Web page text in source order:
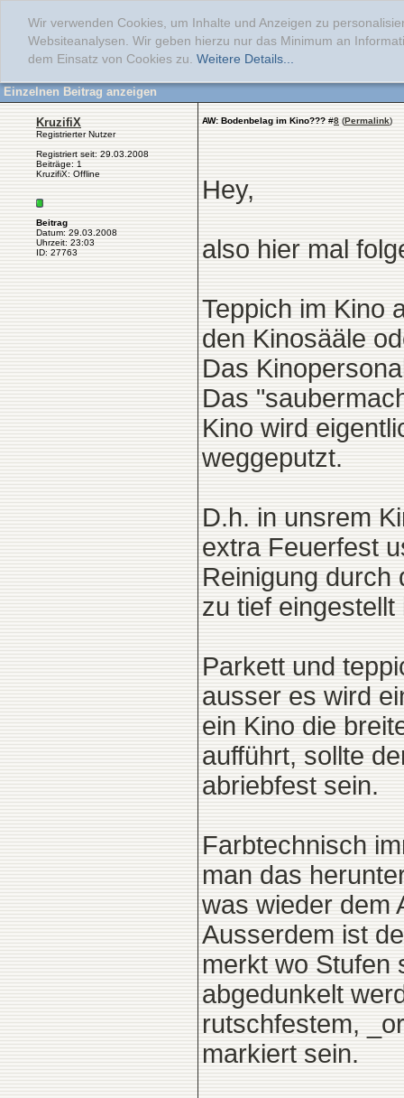
Wir verwenden Cookies, um Inhalte und Anzeigen zu
Websiteanalysen. Wir geben hierzu nur das Minimum an
dem Einsatz von Cookies zu. Weitere Details...
Einzelnen Beitrag anzeigen
KruzifiX
Registrierter Nutzer
Registriert seit: 29.03.2008
Beiträge: 1
KruzifiX: Offline
Beitrag
Datum: 29.03.2008
Uhrzeit: 23:03
ID: 27763
AW: Bodenbelag im Kino??? #8 (Permalink)
Hey,
also hier mal
Teppich im Kino
den Kinosääle
Das
Das
Kino wird
weggeputzt.
D.h. in unsrem
extra Feuerfest
Reinigung durch
zu tief
Parkett und
ausser es wird
ein Kino die
aufführt, sollte
abriebfest sein.
Farbtechnisch
man das
was wieder dem
Ausserdem ist
merkt wo Stufen
abgedunkelt
rutschfestem,
markiert sein.